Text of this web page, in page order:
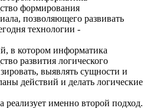
формирования
позволяющего развивать
технологии -
в котором информатика
развития логического
выявлять сущности и
действий и делать логические
реализует именно второй подход.